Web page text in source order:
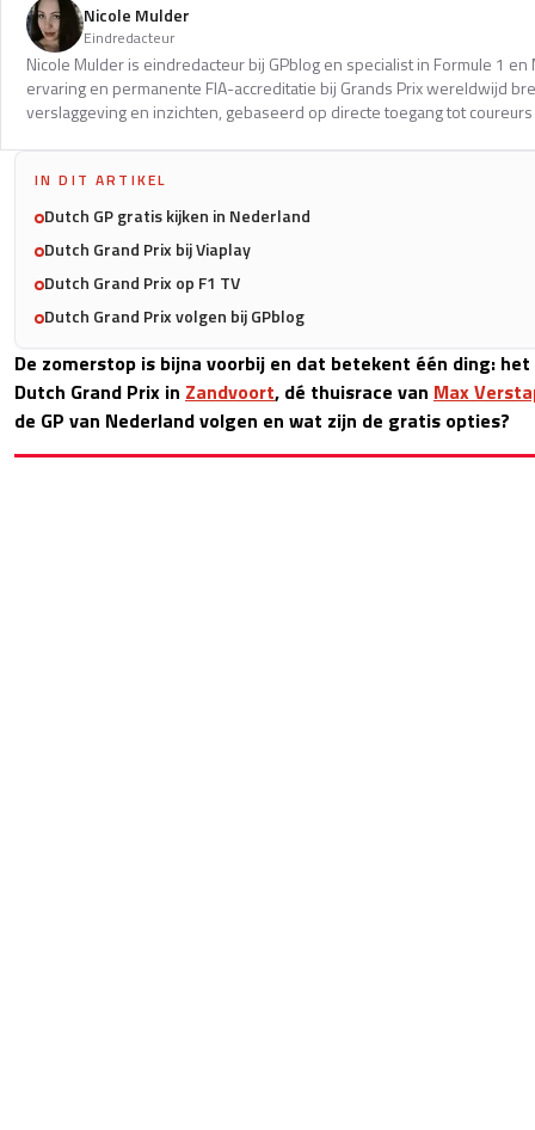
Nicole Mulder
Eindredacteur
Nicole Mulder is eindredacteur bij GPblog en specialist in Formule 1 en
ervaring en permanente FIA-accreditatie bij Grands Prix wereldwijd
verslaggeving en inzichten, gebaseerd op directe toegang tot
IN DIT ARTIKEL
Dutch GP gratis kijken in Nederland
Dutch Grand Prix bij Viaplay
Dutch Grand Prix op F1 TV
Dutch Grand Prix volgen bij GPblog
De zomerstop is bijna voorbij en dat betekent één ding:
Dutch Grand Prix in Zandvoort, dé thuisrace van Max
de GP van Nederland volgen en wat zijn de gratis opties?